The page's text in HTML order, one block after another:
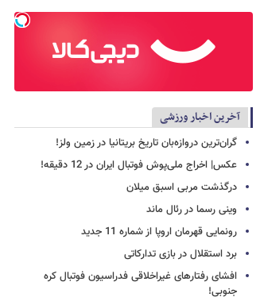
آخرین اخبار ورزشی
گران‌ترین دروازه‌بان تاریخ بریتانیا در زمین ولز!
عکس| اخراج ملی‌پوش فوتبال ایران در 12 دقیقه!
درگذشت مربی اسبق میلان
وینی رسما در رئال ماند
رونمایی قهرمان اروپا از شماره 11 جدید
برد استقلال در بازی تدارکاتی
افشای رفتارهای غیراخلاقی فدراسیون فوتبال کره
جنوبی!